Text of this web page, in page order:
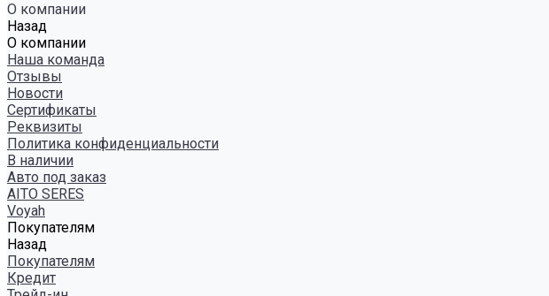
О компании
Назад
О компании
Наша команда
Отзывы
Новости
Сертификаты
Реквизиты
Политика конфиденциальности
В наличии
Авто под заказ
AITO SERES
Voyah
Покупателям
Назад
Покупателям
Кредит